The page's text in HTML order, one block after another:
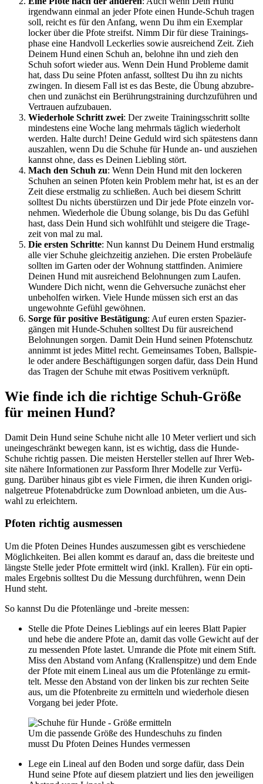
irgend­wann ein­mal an jeder Pfo­te einen Hun­de-Schuh tra­gen
soll, reicht es für den Anfang, wenn Du ihm ein Exem­plar
locker über die Pfo­te streifst. Nimm Dir für die­se Trai­nings­
pha­se eine Hand­voll Lecker­lies sowie aus­rei­chend Zeit. Zieh
Dei­nem Hund einen Schuh an, beloh­ne ihn und zieh den
Schuh sofort wie­der aus. Wenn Dein Hund Pro­ble­me damit
hat, dass Du sei­ne Pfo­ten anfasst, soll­test Du ihn zu nichts
zwin­gen. In die­sem Fall ist es das Bes­te, die Übung abzu­bre­
chen und zunächst ein Berüh­rungs­trai­ning durch­zu­füh­ren und
Ver­trau­en auf­zu­bau­en.
Wie­der­ho­le Schritt zwei: Der zwei­te Trai­nings­schritt soll­te
min­des­tens eine Woche lang mehr­mals täg­lich wie­der­holt
wer­den. Hal­te durch! Dei­ne Geduld wird sich spä­tes­tens dann
aus­zah­len, wenn Du die Schu­he für Hun­de an- und aus­zie­hen
kannst ohne, dass es Dei­nen Lieb­ling stört.
Mach den Schuh zu: Wenn Dein Hund mit den locke­ren
Schu­hen an sei­nen Pfo­ten kein Pro­blem mehr hat, ist es an der
Zeit die­se erst­ma­lig zu schlie­ßen. Auch bei die­sem Schritt
soll­test Du nichts über­stür­zen und Dir jede Pfo­te ein­zeln vor­
neh­men. Wie­der­ho­le die Übung solan­ge, bis Du das Gefühl
hast, dass Dein Hund sich wohl­fühlt und stei­ge­re die Tra­ge­
zeit von mal zu mal.
Die ers­ten Schrit­te: Nun kannst Du Dei­nem Hund erst­ma­lig
alle vier Schu­he gleich­zei­tig anzie­hen. Die ers­ten Pro­be­läu­fe
soll­ten im Gar­ten oder der Woh­nung statt­fin­den. Ani­mie­re
Dei­nen Hund mit aus­rei­chend Beloh­nun­gen zum Lau­fen.
Wun­de­re Dich nicht, wenn die Geh­ver­su­che zunächst eher
unbe­hol­fen wir­ken. Vie­le Hun­de müs­sen sich erst an das
unge­wohn­te Gefühl gewöh­nen.
Sor­ge für posi­ti­ve Bestä­ti­gung: Auf euren ers­ten Spa­zier­
gän­gen mit Hun­de-Schu­hen soll­test Du für aus­rei­chend
Beloh­nun­gen sor­gen. Damit Dein Hund sei­nen Pfo­ten­schutz
annimmt ist jedes Mit­tel recht. Gemein­sa­mes Toben, Ball­spie­
le oder ande­re Beschäf­ti­gun­gen sor­gen dafür, dass Dein Hund
das Tra­gen der Schu­he mit etwas Posi­ti­vem ver­knüpft.
Wie fin­de ich die rich­ti­ge Schuh-Grö­ße
für mei­nen Hund?
Damit Dein Hund sei­ne Schu­he nicht alle 10 Meter ver­liert und sich
unein­ge­schränkt bewe­gen kann, ist es wich­tig, dass die Hun­de-
Schu­he rich­tig pas­sen. Die meis­ten Her­stel­ler stel­len auf Ihrer Web­
site nähe­re Infor­ma­tio­nen zur Pass­form Ihrer Model­le zur Ver­fü­
gung. Dar­über hin­aus gibt es vie­le Fir­men, die ihren Kun­den ori­gi­
nal­ge­treue Pfo­ten­ab­drü­cke zum Down­load anbie­ten, um die Aus­
wahl zu erleich­tern.
Pfo­ten rich­tig aus­mes­sen
Um die Pfo­ten Dei­nes Hun­des aus­zu­mes­sen gibt es ver­schie­de­ne
Mög­lich­kei­ten. Bei allen kommt es dar­auf an, dass die brei­tes­te und
längs­te Stel­le jeder Pfo­te ermit­telt wird (inkl. Kral­len). Für ein opti­
ma­les Ergeb­nis soll­test Du die Mes­sung durch­füh­ren, wenn Dein
Hund steht.
So kannst Du die Pfo­ten­län­ge und ‑brei­te mes­sen:
Stel­le die Pfo­te Dei­nes Lieb­lings auf ein lee­res Blatt Papier
und hebe die ande­re Pfo­te an, damit das vol­le Gewicht auf der
zu mes­sen­den Pfo­te las­tet. Umran­de die Pfo­te mit einem Stift.
Miss den Abstand vom Anfang (Kral­len­spit­ze) und dem Ende
der Pfo­te mit einem Line­al aus um die Pfo­ten­län­ge zu ermit­
telt. Mes­se den Abstand von der lin­ken bis zur rech­ten Sei­te
aus, um die Pfo­ten­brei­te zu ermit­teln und wie­der­ho­le die­sen
Vor­gang bei jeder Pfo­te.
Um die pas­sen­de Grö­ße des Hun­de­schuhs zu fin­den
musst Du Pfo­ten Dei­nes Hun­des ver­mes­sen
Lege ein Line­al auf den Boden und sor­ge dafür, dass Dein
Hund sei­ne Pfo­te auf die­sem plat­ziert und lies den jewei­li­gen